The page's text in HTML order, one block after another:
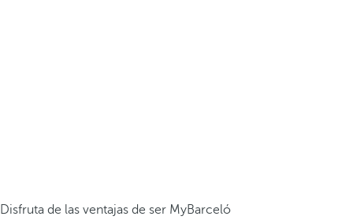
Disfruta de las ventajas de ser MyBarceló